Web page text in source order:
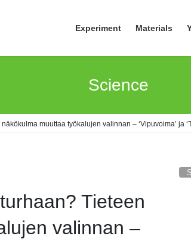
Experiment Materials
Science
muuttaa työkalujen valinnan – ‘Vipuvoima’ ja
Tieteen
valinnan –